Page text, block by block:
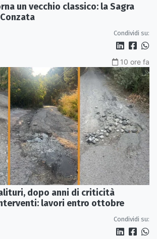
un vecchio classico: la Sagra
Condividi su:
10 ore fa
dopo anni di criticità
lavori entro ottobre
Condividi su: